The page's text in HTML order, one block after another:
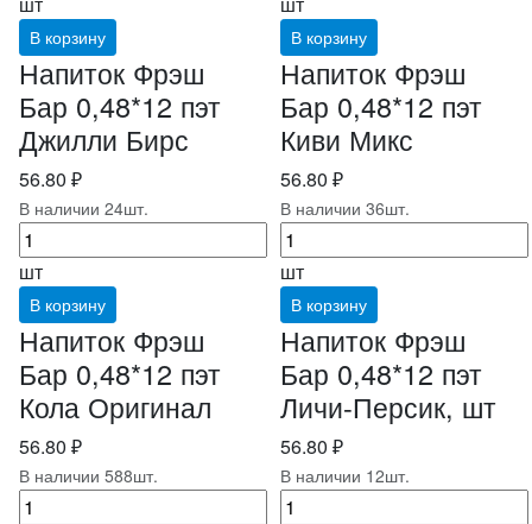
В корзину В корзину
Напиток Фрэш
Бар 0,48*12 пэт
Джилли Бирс
56.80 ₽
В наличии 24шт.
шт
В корзину
Напиток Фрэш
Бар 0,48*12 пэт
Киви Микс
56.80 ₽
В наличии 36шт.
шт
В корзину
Напиток Фрэш
Бар 0,48*12 пэт
Кола Оригинал
56.80 ₽
В наличии 588шт.
Напиток Фрэш
Бар 0,48*12 пэт
Личи-Персик, шт
56.80 ₽
В наличии 12шт.